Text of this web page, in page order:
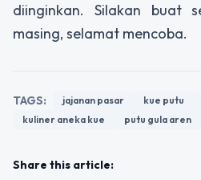
diinginkan. Silakan buat
masing, selamat mencoba.
TAGS: jajanan pasar kue putu
kuliner aneka kue
putu gula aren
Share this article: